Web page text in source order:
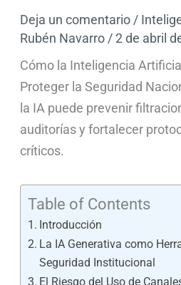
Deja un comentario/
Rubén Navarro/ 2 de abril
Cómo la Inteligencia
Proteger la Seguridad
la IA puede prevenir
auditorías y fortalecer
críticos.
Table of Contents
Introducción
La IA Generativa como
Seguridad Institucional
El Riesgo del Uso de